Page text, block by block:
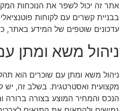
אתר זה יכול לשפר את הנוכחות
בבניית קשרים עם לקוחות
עדכונים שוטפים של המידע באתר,
ניהול משא ומתן
ניהול משא ומתן עם שוכרים הוא
מקצועית ואסטרטגית. בשלב זה, יש
הנכס והמחיר המוצע בצורה ברורה